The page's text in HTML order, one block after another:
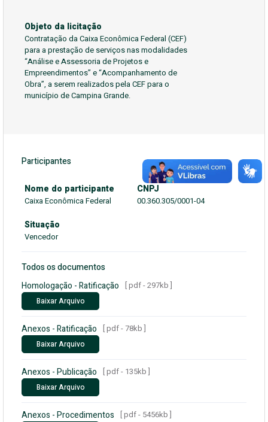
Objeto da licitação
Contratação da Caixa Econômica Federal (CEF)
para a prestação de serviços nas modalidades
“Análise e Assessoria de Projetos e
Empreendimentos” e “Acompanhamento de
Obra”, a serem realizados pela CEF para o
município de Campina Grande.
Participantes
Nome do participante
Caixa Econômica Federal
CNPJ
00.360.305/0001-04
Situação
Vencedor
Todos os documentos
Homologação - Ratificação [ pdf - 297kb ]
Baixar Arquivo
Anexos - Ratificação [ pdf - 78kb ]
Baixar Arquivo
Anexos - Publicação [ pdf - 135kb ]
Baixar Arquivo
Anexos - Procedimentos [ pdf - 5456kb ]